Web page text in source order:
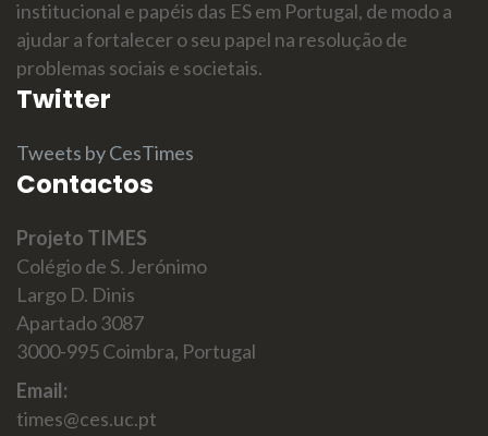
institucional e papéis das ES em Portugal, de modo a
ajudar a fortalecer o seu papel na resolução de
problemas sociais e societais.
Twitter
Tweets by CesTimes
Contactos
Projeto TIMES
Colégio de S. Jerónimo
Largo D. Dinis
Apartado 3087
3000-995 Coimbra, Portugal
Email:
times@ces.uc.pt